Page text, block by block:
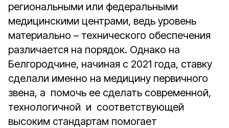
региональными или федеральными
медицинскими центрами, ведь уровень
материально – технического обеспечения
различается на порядок. Однако на
Белгородчине, начиная с 2021 года, ставку
сделали именно на медицину первичного
звена, а помочь ее сделать современной,
технологичной и соответствующей
высоким стандартам помогает